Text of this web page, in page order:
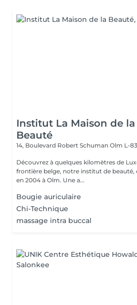
Institut La Maison de la
Beauté
14, Boulevard Robert Schuman Olm L-
Découvrez à quelques kilomètres de
frontière belge, notre institut de beauté,
en 2004 à Olm. Une a...
Bougie auriculaire
Chi-Technique
massage intra buccal